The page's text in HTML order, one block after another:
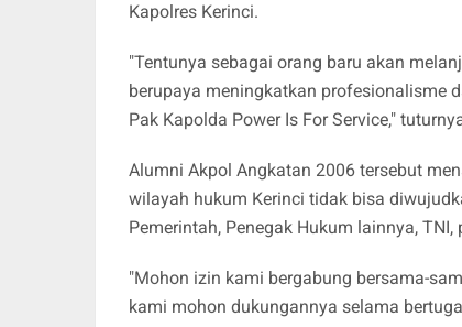
Kapolres Kerinci.
"Tentunya sebagai orang baru akan
berupaya meningkatkan profesionalisme
Pak Kapolda Power Is For Service,"
Alumni Akpol Angkatan 2006 tersebut
wilayah hukum Kerinci tidak bisa
Pemerintah, Penegak Hukum lainnya,
"Mohon izin kami bergabung bersama-
kami mohon dukungannya selama